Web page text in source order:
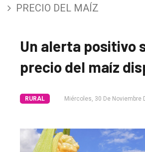
PRECIO DEL MAÍZ
Un alerta positivo
precio del maíz
RURAL Miércoles, 30 De Noviembre